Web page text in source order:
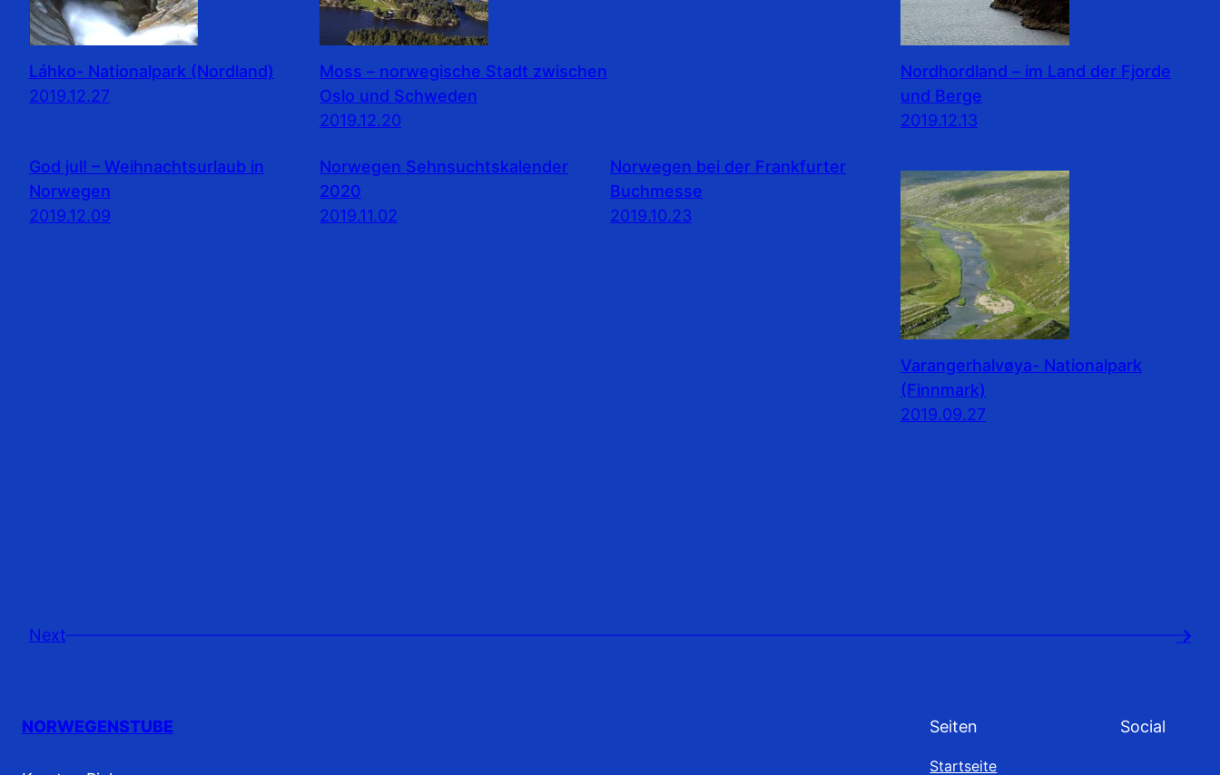
Láhko- Nationalpark (Nordland)
2019.12.27
Moss – norwegische Stadt zwischen
Oslo und Schweden
2019.12.20
Nordhordland – im Land der Fjorde
und Berge
2019.12.13
God jul! – Weihnachtsurlaub in
Norwegen
2019.12.09
Norwegen Sehnsuchtskalender
2020
2019.11.02
Norwegen bei der Frankfurter
Buchmesse
2019.10.23
Varangerhalvøya- Nationalpark
(Finnmark)
2019.09.27
Next →
NORWEGENSTUBE Seiten
Startseite
Social